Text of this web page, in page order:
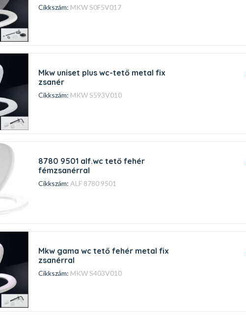
Cikkszám: MKW S0F5V017
mkw uniset plus wc-tető metal fix
zsanér
Cikkszám: MKW S593V010
8780 9501 alf.wc tető fehér
fémzsanérral
Cikkszám: ALF 8780 9501
mkw gama wc tető fehér metal fix
zsanérral
Cikkszám: MKW S403V010